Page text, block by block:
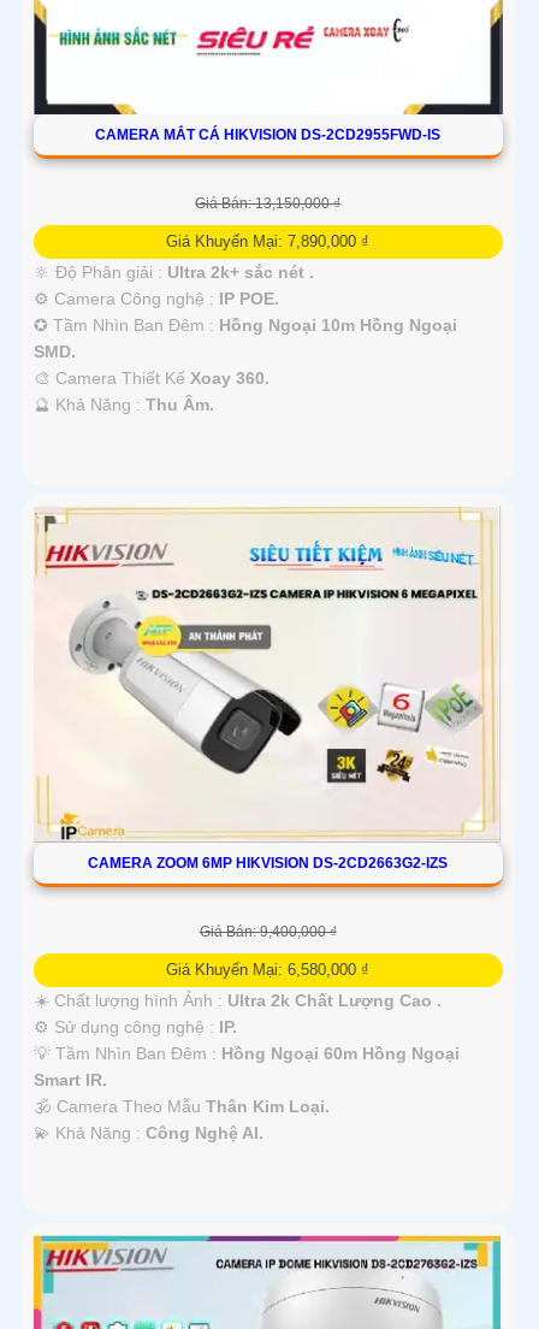
CAMERA MẮT CÁ HIKVISION DS-2CD2955FWD-IS
Giá Bán: 13,150,000 ₫
Giá Khuyến Mại: 7,890,000 ₫
🔆 Độ Phân giải : Ultra 2k+ sắc nét .
⚙ Camera Công nghệ : IP POE.
✪ Tầm Nhìn Ban Đêm : Hồng Ngoại 10m Hồng Ngoại
SMD.
🎨 Camera Thiết Kế Xoay 360.
️🔮 Khả Năng : Thu Âm.
CAMERA ZOOM 6MP HIKVISION DS-2CD2663G2-IZS
Giá Bán: 9,400,000 ₫
Giá Khuyến Mại: 6,580,000 ₫
☀️ Chất lượng hình Ảnh : Ultra 2k Chất Lượng Cao .
⚙ Sử dụng công nghệ : IP.
💡 Tầm Nhìn Ban Đêm : Hồng Ngoại 60m Hồng Ngoại
Smart IR.
🕉️ Camera Theo Mẫu Thân Kim Loại.
️💫 Khả Năng : Công Nghệ AI.